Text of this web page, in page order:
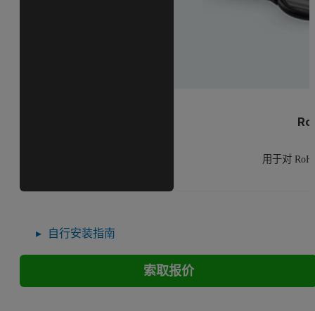
用于对
自行安装指南
索取报价